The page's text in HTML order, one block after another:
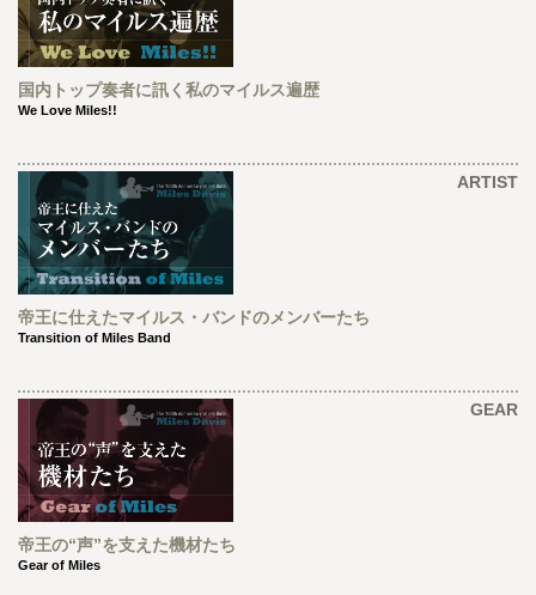
国内トップ奏者に訊く私のマイルス遍歴
We Love Miles!!
ARTIST
帝王に仕えたマイルス・バンドのメンバーたち
Transition of Miles Band
GEAR
帝王の“声”を支えた機材たち
Gear of Miles